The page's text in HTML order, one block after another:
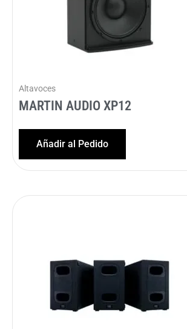
Altavoces
MARTIN AUDIO XP12
Añadir al Pedido